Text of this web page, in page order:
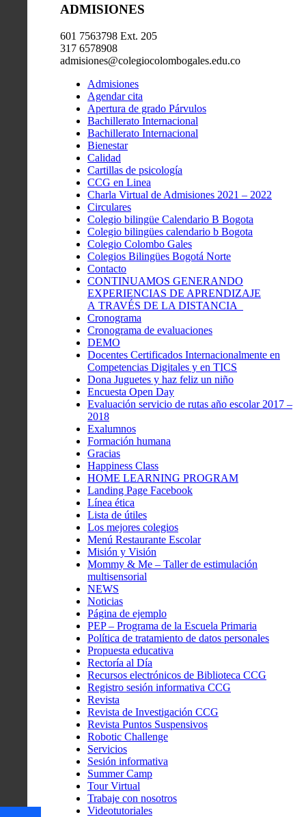
ADMISIONES
601 7563798 Ext. 205
317 6578908
admisiones@colegiocolombogales.edu.co
Admisiones
Agendar cita
Apertura de grado Párvulos
Bachillerato Internacional
Bachillerato Internacional
Bienestar
Calidad
Cartillas de psicología
CCG en Linea
Charla Virtual de Admisiones 2021 – 2022
Circulares
Colegio bilingüe Calendario B Bogota
Colegio bilingües calendario b Bogota
Colegio Colombo Gales
Colegios Bilingües Bogotá Norte
Contacto
CONTINUAMOS GENERANDO
EXPERIENCIAS DE APRENDIZAJE
A TRAVÉS DE LA DISTANCIA
Cronograma
Cronograma de evaluaciones
DEMO
Docentes Certificados Internacionalmente en
Competencias Digitales y en TICS
Dona Juguetes y haz feliz un niño
Encuesta Open Day
Evaluación servicio de rutas año escolar 2017 –
2018
Exalumnos
Formación humana
Gracias
Happiness Class
HOME LEARNING PROGRAM
Landing Page Facebook
Línea ética
Lista de útiles
Los mejores colegios
Menú Restaurante Escolar
Misión y Visión
Mommy & Me – Taller de estimulación
multisensorial
NEWS
Noticias
Página de ejemplo
PEP – Programa de la Escuela Primaria
Política de tratamiento de datos personales
Propuesta educativa
Rectoría al Día
Recursos electrónicos de Biblioteca CCG
Registro sesión informativa CCG
Revista
Revista de Investigación CCG
Revista Puntos Suspensivos
Robotic Challenge
Servicios
Sesión informativa
Summer Camp
Tour Virtual
Trabaje con nosotros
Videotutoriales